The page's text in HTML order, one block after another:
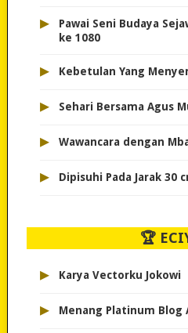
▸
Pawai Seni Budaya
ke 1080
▸ Kebetulan Yang
▸ Sehari Bersama Agus
▸ Wawancara dengan
▸ Dipisuhi Pada Jarak 30
🏆
▸ Karya Vectorku Jokowi
▸ Menang Platinum